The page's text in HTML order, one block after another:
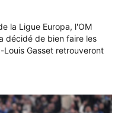
la Ligue Europa, l'OM
décidé de bien faire les
Louis Gasset retrouveront